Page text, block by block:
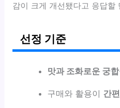
감이 크게 개선됐다고 응답할
선정 기준
맛과 조화로운 궁합
구매와 활용이 간